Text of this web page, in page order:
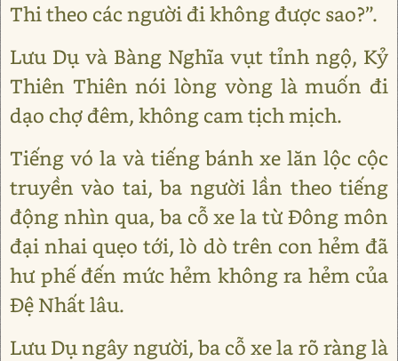
Thi theo các người đi không được sao?”.
Lưu Dụ và Bàng Nghĩa vụt tỉnh ngộ, Kỷ
Thiên Thiên nói lòng vòng là muốn đi
dạo chợ đêm, không cam tịch mịch.
Tiếng vó la và tiếng bánh xe lăn lộc cộc
truyền vào tai, ba người lần theo tiếng
động nhìn qua, ba cỗ xe la từ Đông môn
đại nhai quẹo tới, lò dò trên con hẻm đã
hư phế đến mức hẻm không ra hẻm của
Đệ Nhất lâu.
Lưu Dụ ngây người, ba cỗ xe la rõ ràng là